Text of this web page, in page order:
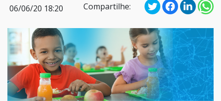
06/06/20 18:20 Compartilhe: